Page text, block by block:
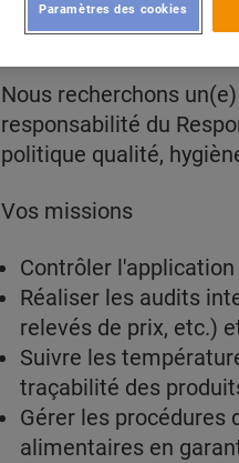
DESCRIPTION
Nous recherchons
responsabilité du
politique qualité,
Vos missions
Contrôler
Réaliser les audits
relevés de prix, etc.)
Suivre les
traçabilité des
Gérer les
alimentaires en
Paramètres des cookies